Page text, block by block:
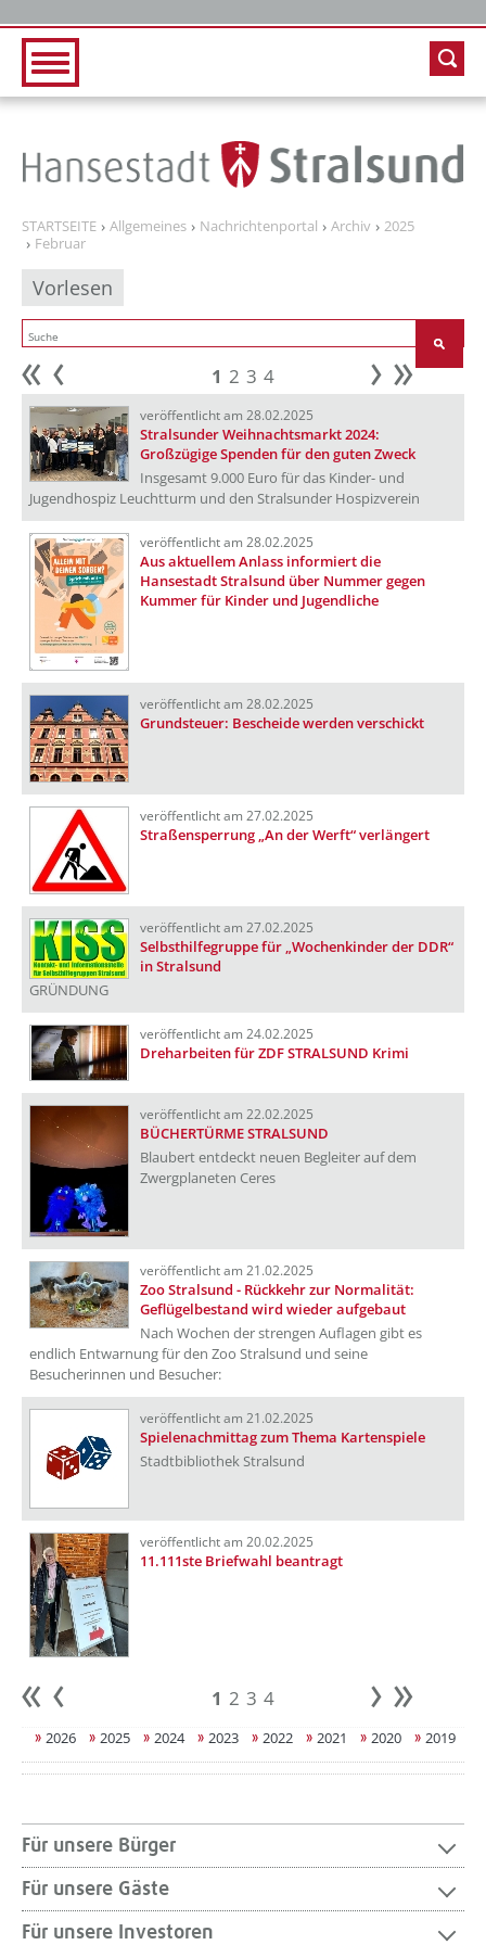
STARTSEITE Allgemeines Nachrichtenportal Archiv
2025
Februar
Vorlesen
Anfang 1 2 3 4 weiter
veröffentlicht am 28.02.2025
Stralsunder Weihnachtsmarkt 2024:
Großzügige Spenden für den guten Zweck
Insgesamt 9.000 Euro für das Kinder- und
Jugendhospiz Leuchtturm und den Stralsunder Hospizverein
veröffentlicht am 28.02.2025
Aus aktuellem Anlass informiert die
Hansestadt Stralsund über Nummer gegen
Kummer für Kinder und Jugendliche
veröffentlicht am 28.02.2025
Grundsteuer: Bescheide werden verschickt
veröffentlicht am 27.02.2025
Straßensperrung „An der Werft“ verlängert
veröffentlicht am 27.02.2025
Selbsthilfegruppe für „Wochenkinder der DDR“
in Stralsund
GRÜNDUNG
veröffentlicht am 24.02.2025
Dreharbeiten für ZDF STRALSUND Krimi
veröffentlicht am 22.02.2025
BÜCHERTÜRME STRALSUND
Blaubert entdeckt neuen Begleiter auf dem
Zwergplaneten Ceres
veröffentlicht am 21.02.2025
Zoo Stralsund - Rückkehr zur Normalität:
Geflügelbestand wird wieder aufgebaut
Nach Wochen der strengen Auflagen gibt es
endlich Entwarnung für den Zoo Stralsund und seine
Besucherinnen und Besucher:
veröffentlicht am 21.02.2025
Spielenachmittag zum Thema Kartenspiele
Stadtbibliothek Stralsund
veröffentlicht am 20.02.2025
11.111ste Briefwahl beantragt
Anfang 1 2 3 4 weiter
2026 2025 2024 2023 2022 2021 2020 2019
Für unsere Bürger
Für unsere Gäste
Für unsere Investoren